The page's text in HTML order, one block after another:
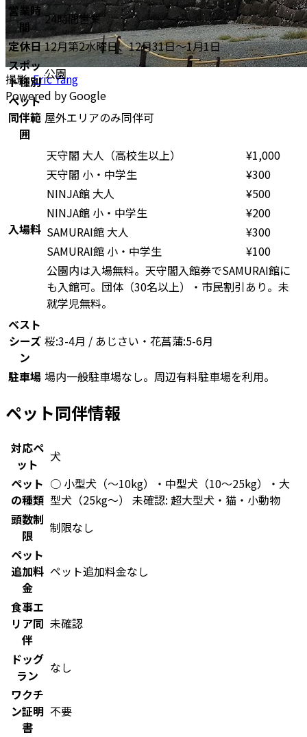
撮影:Eric Yang
Powered by Google
営業時
間
24時間営業
定休日 12月第2水曜日、12月31日〜1月1日
スポッ
ト種別 公園
ペット
同伴範
囲
屋外エリアのみ同伴可
入場料
天守閣 大人（高校生以上） ¥1,000
天守閣 小・中学生
¥300
NINJA館 大人
¥500
NINJA館 小・中学生
¥200
SAMURAI館 大人
¥300
SAMURAI館 小・中学生
¥100
公園内は入場無料。天守閣入館券でSAMURAI館に
も入館可。団体（30名以上）・市民割引あり。未
就学児無料。
ベスト
シーズ
ン
桜:3-4月 / あじさい・花菖蒲:5-6月
駐車場 場内一般駐車場なし。周辺有料駐車場を利用。
ペット同伴情報
対応ペ
ット
犬
ペット
の種類
○ 小型犬（〜10kg）・中型犬（10〜25kg）・大
型犬（25kg〜） 未確認: 超大型犬・猫・小動物
頭数制
限
制限なし
ペット
追加料
金
ペット追加料金なし
食事エ
リア同
伴
未確認
ドッグ
ラン
なし
ワクチ
ン証明
書
不要